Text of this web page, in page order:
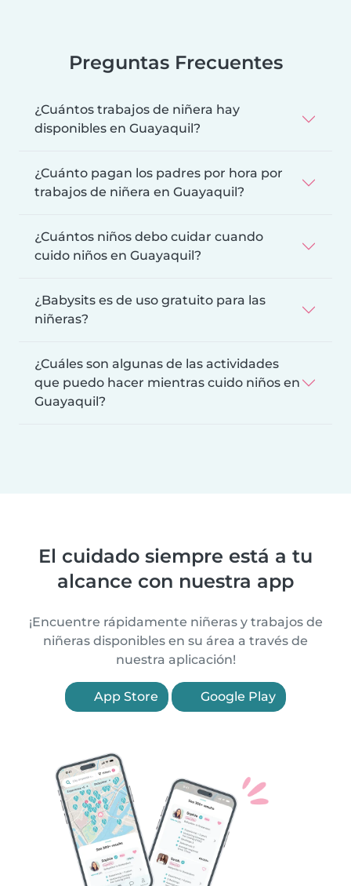
Preguntas Frecuentes
¿Cuántos trabajos de niñera hay
disponibles en Guayaquil?
¿Cuánto pagan los padres por hora por
trabajos de niñera en Guayaquil?
¿Cuántos niños debo cuidar cuando
cuido niños en Guayaquil?
¿Babysits es de uso gratuito para las
niñeras?
¿Cuáles son algunas de las actividades
que puedo hacer mientras cuido niños en
Guayaquil?
El cuidado siempre está a tu
alcance con nuestra app
¡Encuentre rápidamente niñeras y trabajos de
niñeras disponibles en su área a través de
nuestra aplicación!
App Store Google Play